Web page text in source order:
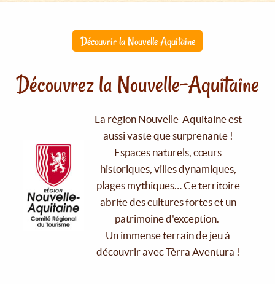
Découvrir la Nouvelle Aquitaine
Découvrez la Nouvelle-Aquitaine
La région Nouvelle-Aquitaine est
aussi vaste que surprenante !
Espaces naturels, cœurs
historiques, villes dynamiques,
plages mythiques… Ce territoire
abrite des cultures fortes et un
patrimoine d'exception.
Un immense terrain de jeu à
découvrir avec Tèrra Aventura !